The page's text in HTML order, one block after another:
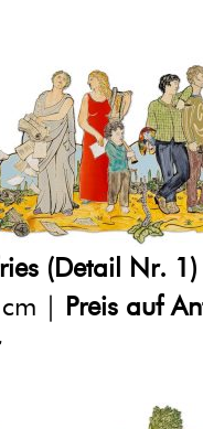
(Detail Nr. 1)
| Preis auf